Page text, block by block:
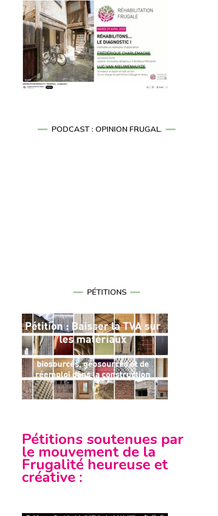
PODCAST : OPINION FRUGAL.
PÉTITIONS
Pétitions soutenues par
le mouvement de la
Frugalité heureuse et
créative :